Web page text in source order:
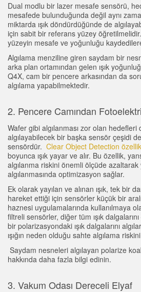
AKSESUARLAR
Dönüştürücüler
Cordsets
YAZILIM
TECHNOLOGY
Sensors with IO-Link
Dual modlu bir lazer mesafe sensörü,
mesafede bulunduğunda değil aynı
miktarda ışık döndürdüğünde de
için sabit bir referans yüzey
yüzeyin mesafe ve yoğunluğu
Algılama menziline giren saydam bir
arka plan ortamından gelen ışık
Q4X, cam bir pencere arkasından da
algılama yapabilmektedir.
2. Pencere Camından
Wafer gibi algılanması zor olan
algılayabilecek bir başka sensör çeşidi
sensördür. Clear Object Detection
boyunca ışık yayar ve alır. Bu özellik,
algılanma riskini önemli ölçüde azaltarak
algılanmasında optimizasyon sağlar.
Ek olarak yayılan ve alınan ışık, tek bir
hareket ettiği için sensörler küçük bir
haznesi uygulamalarında kullanılmaya
filtreli sensörler, diğer tüm ışık
bir polarizasyondaki ışık dalgalarını
ışığın neden olduğu sahte algılama
Saydam nesneleri algılayan polarize
hakkında daha fazla bilgi edinin.
3. Vakum Odası Dereceli Elyaf